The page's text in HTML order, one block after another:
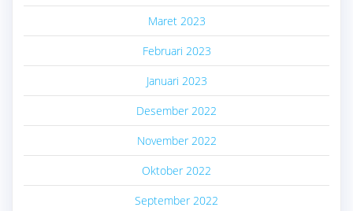
Maret 2023
Februari 2023
Januari 2023
Desember 2022
November 2022
Oktober 2022
September 2022